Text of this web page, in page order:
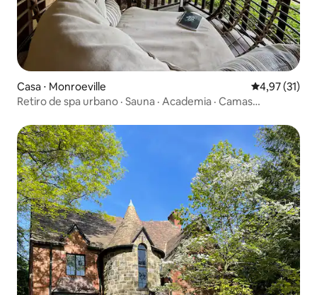
Casa ⋅ Monroeville 4,97 de uma
4,97 (31)
Retiro de spa urbano · Sauna · Academia · Camas